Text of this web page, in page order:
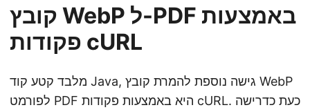
קובץ WebP ל-PDF באמצעות
פקודות cURL
מלבד קטע קוד Java, גישה נוספת להמרת קובץ WebP
לפורמט PDF היא באמצעות פקודות cURL. כעת כדרישה